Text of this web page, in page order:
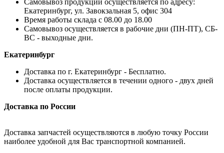
Екатеринбург, ул. Завокзальная 5, офис 304
Время работы склада с 08.00 до 18.00
Самовывоз осуществляется в рабочие дни (ПН-ПТ), СБ-
ВС - выходные дни.
Екатеринбург
Доставка по г. Екатеринбург - Бесплатно.
Доставка осуществляется в течении одного - двух дней
после оплаты продукции.
Доставка по России
Доставка запчастей осуществляются в любую точку России
наиболее удобной для Вас транспортной компанией.